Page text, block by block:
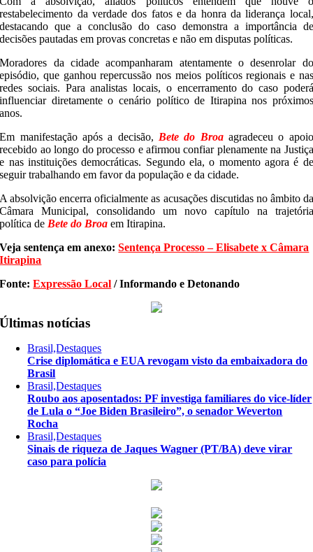
restabelecimento da verdade dos fatos e da honra da liderança local,
destacando que a conclusão do caso demonstra a importância de
decisões pautadas em provas concretas e não em disputas políticas.
Moradores da cidade acompanharam atentamente o desenrolar do
episódio, que ganhou repercussão nos meios políticos regionais e nas
redes sociais. Para analistas locais, o encerramento do caso poderá
influenciar diretamente o cenário político de Itirapina nos próximos
anos.
Em manifestação após a decisão, Bete do Broaagradeceu o apoio
recebido ao longo do processo e afirmou confiar plenamente na Justiça
e nas instituições democráticas. Segundo ela, o momento agora é de
seguir trabalhando em favor da população e da cidade.
A absolvição encerra oficialmente as acusações discutidas no âmbito da
Câmara Municipal, consolidando um novo capítulo na trajetória
política de Bete do Broa em Itirapina.
Veja sentença em anexo:Sentença Processo – Elisabete x Câmara
Itirapina
Fonte:Expressão Local / Informando e Detonando
Últimas notícias
Brasil,Destaques
Crise diplomática e EUA revogam visto da embaixadora do
Brasil
Brasil,Destaques
Roubo aos aposentados: PF investiga familiares do vice-líder
de Lula o “Joe Biden Brasileiro”, o senador Weverton
Rocha
Brasil,Destaques
Sinais de riqueza de Jaques Wagner (PT/BA) deve virar
caso para polícia